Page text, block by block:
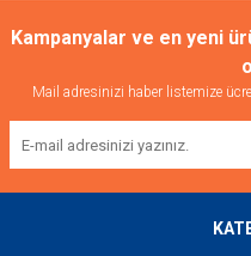
Kampanyalar ve en yeni
Mail adresinizi haber listemize